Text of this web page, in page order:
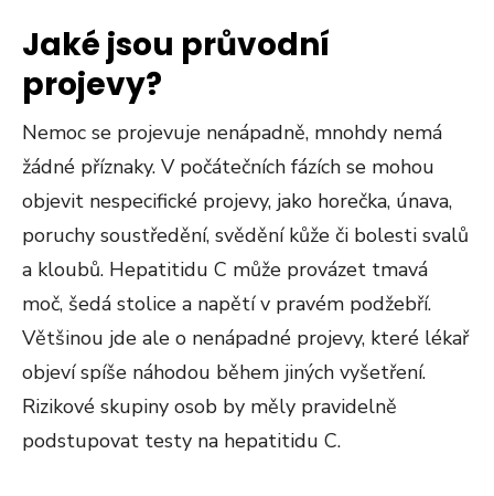
Jaké jsou průvodní
projevy?
Nemoc se projevuje nenápadně, mnohdy nemá
žádné příznaky. V počátečních fázích se mohou
objevit nespecifické projevy, jako horečka, únava,
poruchy soustředění, svědění kůže či bolesti svalů
a kloubů. Hepatitidu C může provázet tmavá
moč, šedá stolice a napětí v pravém podžebří.
Většinou jde ale o nenápadné projevy, které lékař
objeví spíše náhodou během jiných vyšetření.
Rizikové skupiny osob by měly pravidelně
podstupovat testy na hepatitidu C.